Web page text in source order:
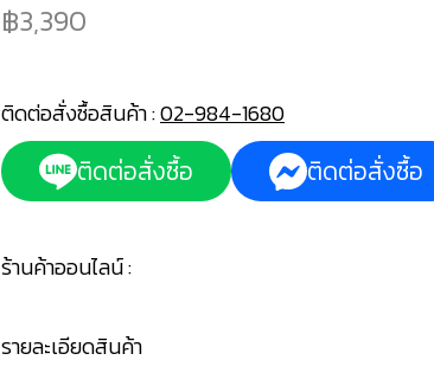
3,390
ติดต่อสั่งซื้อสินค้า :02-984-1680
ติดต่อสั่งซื้อ ติดต่อสั่งซื้อ
ร้านค้าออนไลน์ :
รายละเอียดสินค้า